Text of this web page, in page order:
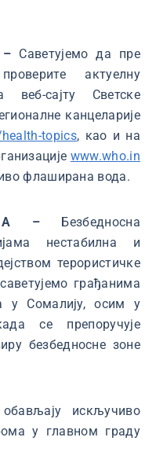
Саветујемо да пре
актуелну
веб-сајту Светске
канцеларије
topics, као и на
www.who.in
флаширана вода.
–Безбедносна
нестабилна и
терористичке
грађанима
у Сомалију, осим у
се препоручује
безбедносне зоне
искључиво
у главном граду